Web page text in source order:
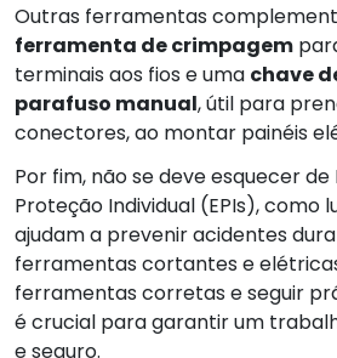
Outras ferramentas
ferramenta de crimpagem
terminais aos fios e uma chave
parafuso manual, útil para
conectores, ao montar painéis
Por fim, não se deve esquecer
Proteção Individual (EPIs), como
ajudam a prevenir acidentes
ferramentas cortantes e
ferramentas corretas e seguir
é crucial para garantir um
e seguro.